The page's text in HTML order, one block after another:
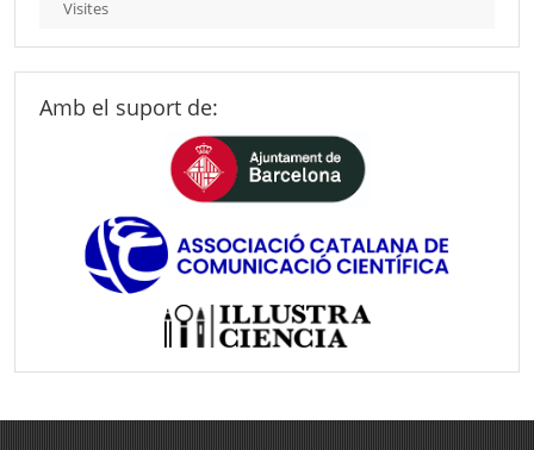
Visites
Amb el suport de: